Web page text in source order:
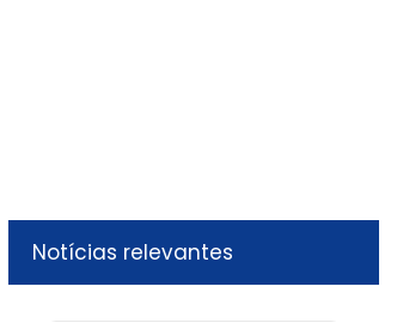
Notícias relevantes